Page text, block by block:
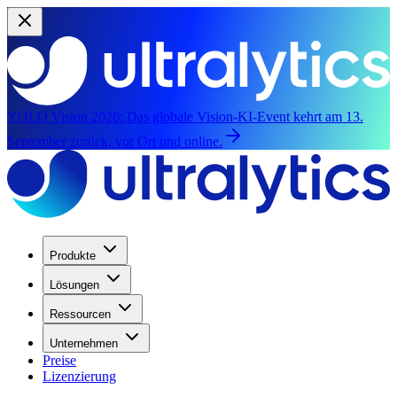
YOLO Vision 2026: Das globale Vision-KI-Event kehrt am 13.
September zurück, vor Ort und online.
Produkte
Lösungen
Ressourcen
Unternehmen
Preise
Lizenzierung